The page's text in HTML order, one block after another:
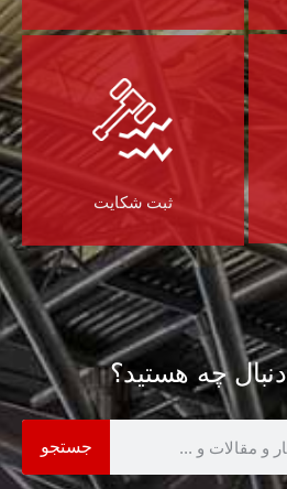
ثبت شکایت
چه هستید؟
جستجو